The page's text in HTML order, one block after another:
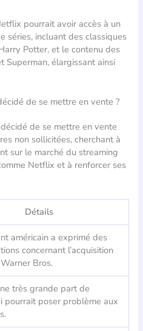
pourrait avoir accès à un
séries, incluant des classiques
Potter, et le contenu des
Superman, élargissant ainsi
de se mettre en vente ?
de se mettre en vente
non sollicitées, cherchant à
sur le marché du streaming
Netflix et à renforcer ses
Détails
américain a exprimé des
concernant l’acquisition
Bros.
très grande part de
pourrait poser problème aux